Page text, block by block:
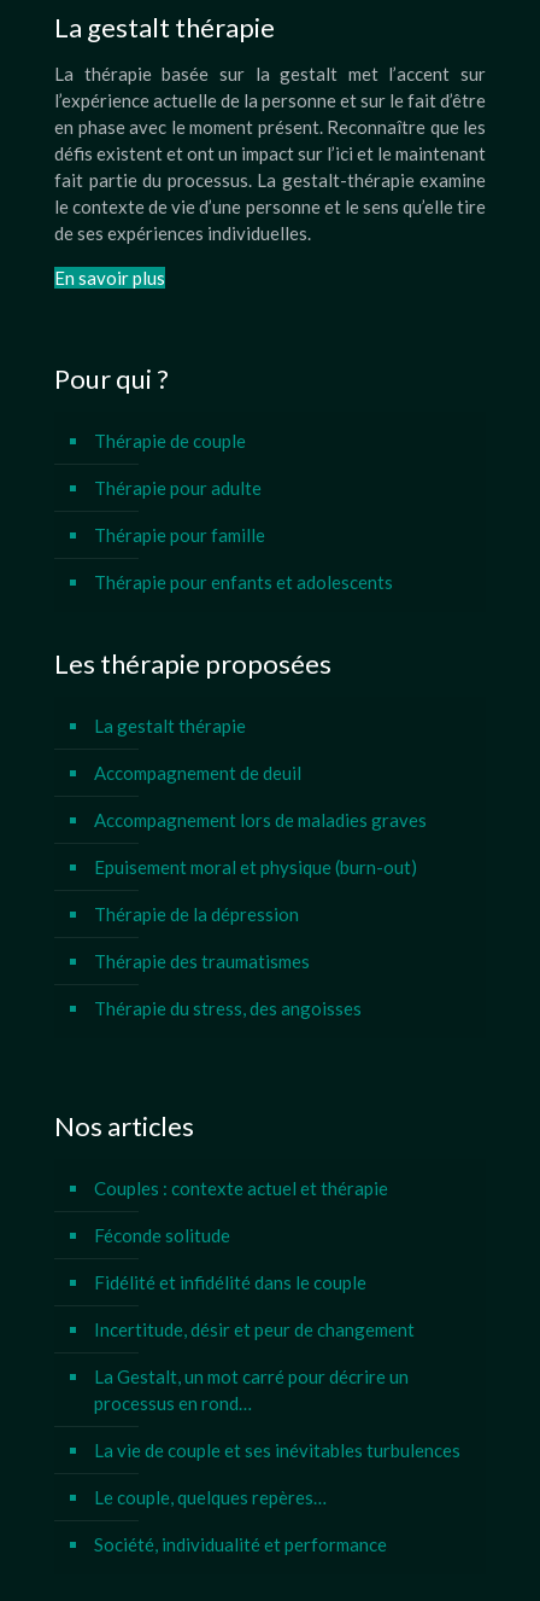
La gestalt thérapie
La thérapie basée sur la gestalt met l’accent sur
l’expérience actuelle de la personne et sur le fait d’être
en phase avec le moment présent. Reconnaître que les
défis existent et ont un impact sur l’ici et le maintenant
fait partie du processus. La gestalt-thérapie examine
le contexte de vie d’une personne et le sens qu’elle tire
de ses expériences individuelles.
En savoir plus
Pour qui ?
Thérapie de couple
Thérapie pour adulte
Thérapie pour famille
Thérapie pour enfants et adolescents
Les thérapie proposées
La gestalt thérapie
Accompagnement de deuil
Accompagnement lors de maladies graves
Epuisement moral et physique (burn-out)
Thérapie de la dépression
Thérapie des traumatismes
Thérapie du stress, des angoisses
Nos articles
Couples : contexte actuel et thérapie
Féconde solitude
Fidélité et infidélité dans le couple
Incertitude, désir et peur de changement
La Gestalt, un mot carré pour décrire un
processus en rond…
La vie de couple et ses inévitables turbulences
Le couple, quelques repères…
Société, individualité et performance